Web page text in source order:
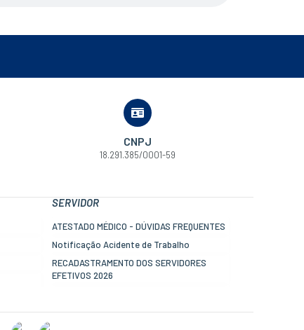
CNPJ
18.291.385/0001-59
SERVIDOR
ATESTADO MÉDICO - DÚVIDAS FREQUENTES
Notificação Acidente de Trabalho
RECADASTRAMENTO DOS SERVIDORES
EFETIVOS 2026
Contracheque online